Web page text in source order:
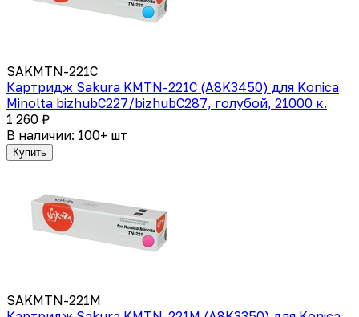
SAKMTN-221C
Картридж Sakura KMTN-221C (A8K3450) для Konica
Minolta bizhubC227/bizhubC287, голубой, 21000 к.
1 260 ₽
В наличии: 100+ шт
Купить
SAKMTN-221M